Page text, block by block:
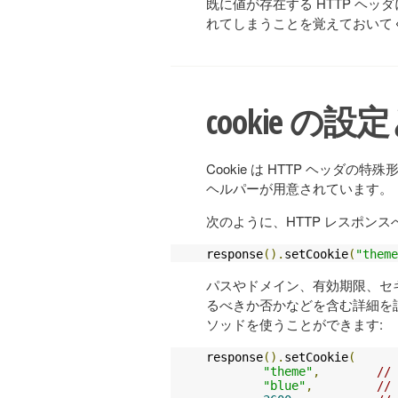
れてしまうことを覚えておいて
cookie の設
Cookie は HTTP ヘッダの特殊
ヘルパーが用意されています。
次のように、HTTP レスポン
response(). setCookie(
パスやドメイン、有効期限、
るべきか否かなどを含む詳細
ソッドを使うことができます:
response(). setCookie(
"theme" ,
//
"blue" ,
//